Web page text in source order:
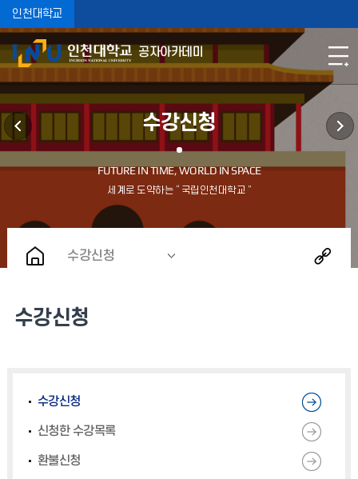
인천대학교
공자아카데미
수강신청
수강신청
수강신청
수강신청
신청한 수강목록
환불신청